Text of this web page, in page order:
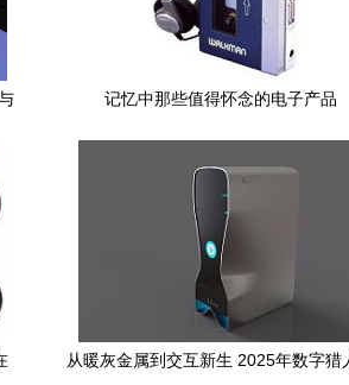
记忆中那些值得怀念的电子产品
从暖灰金属到交互新生 2025年数字猎